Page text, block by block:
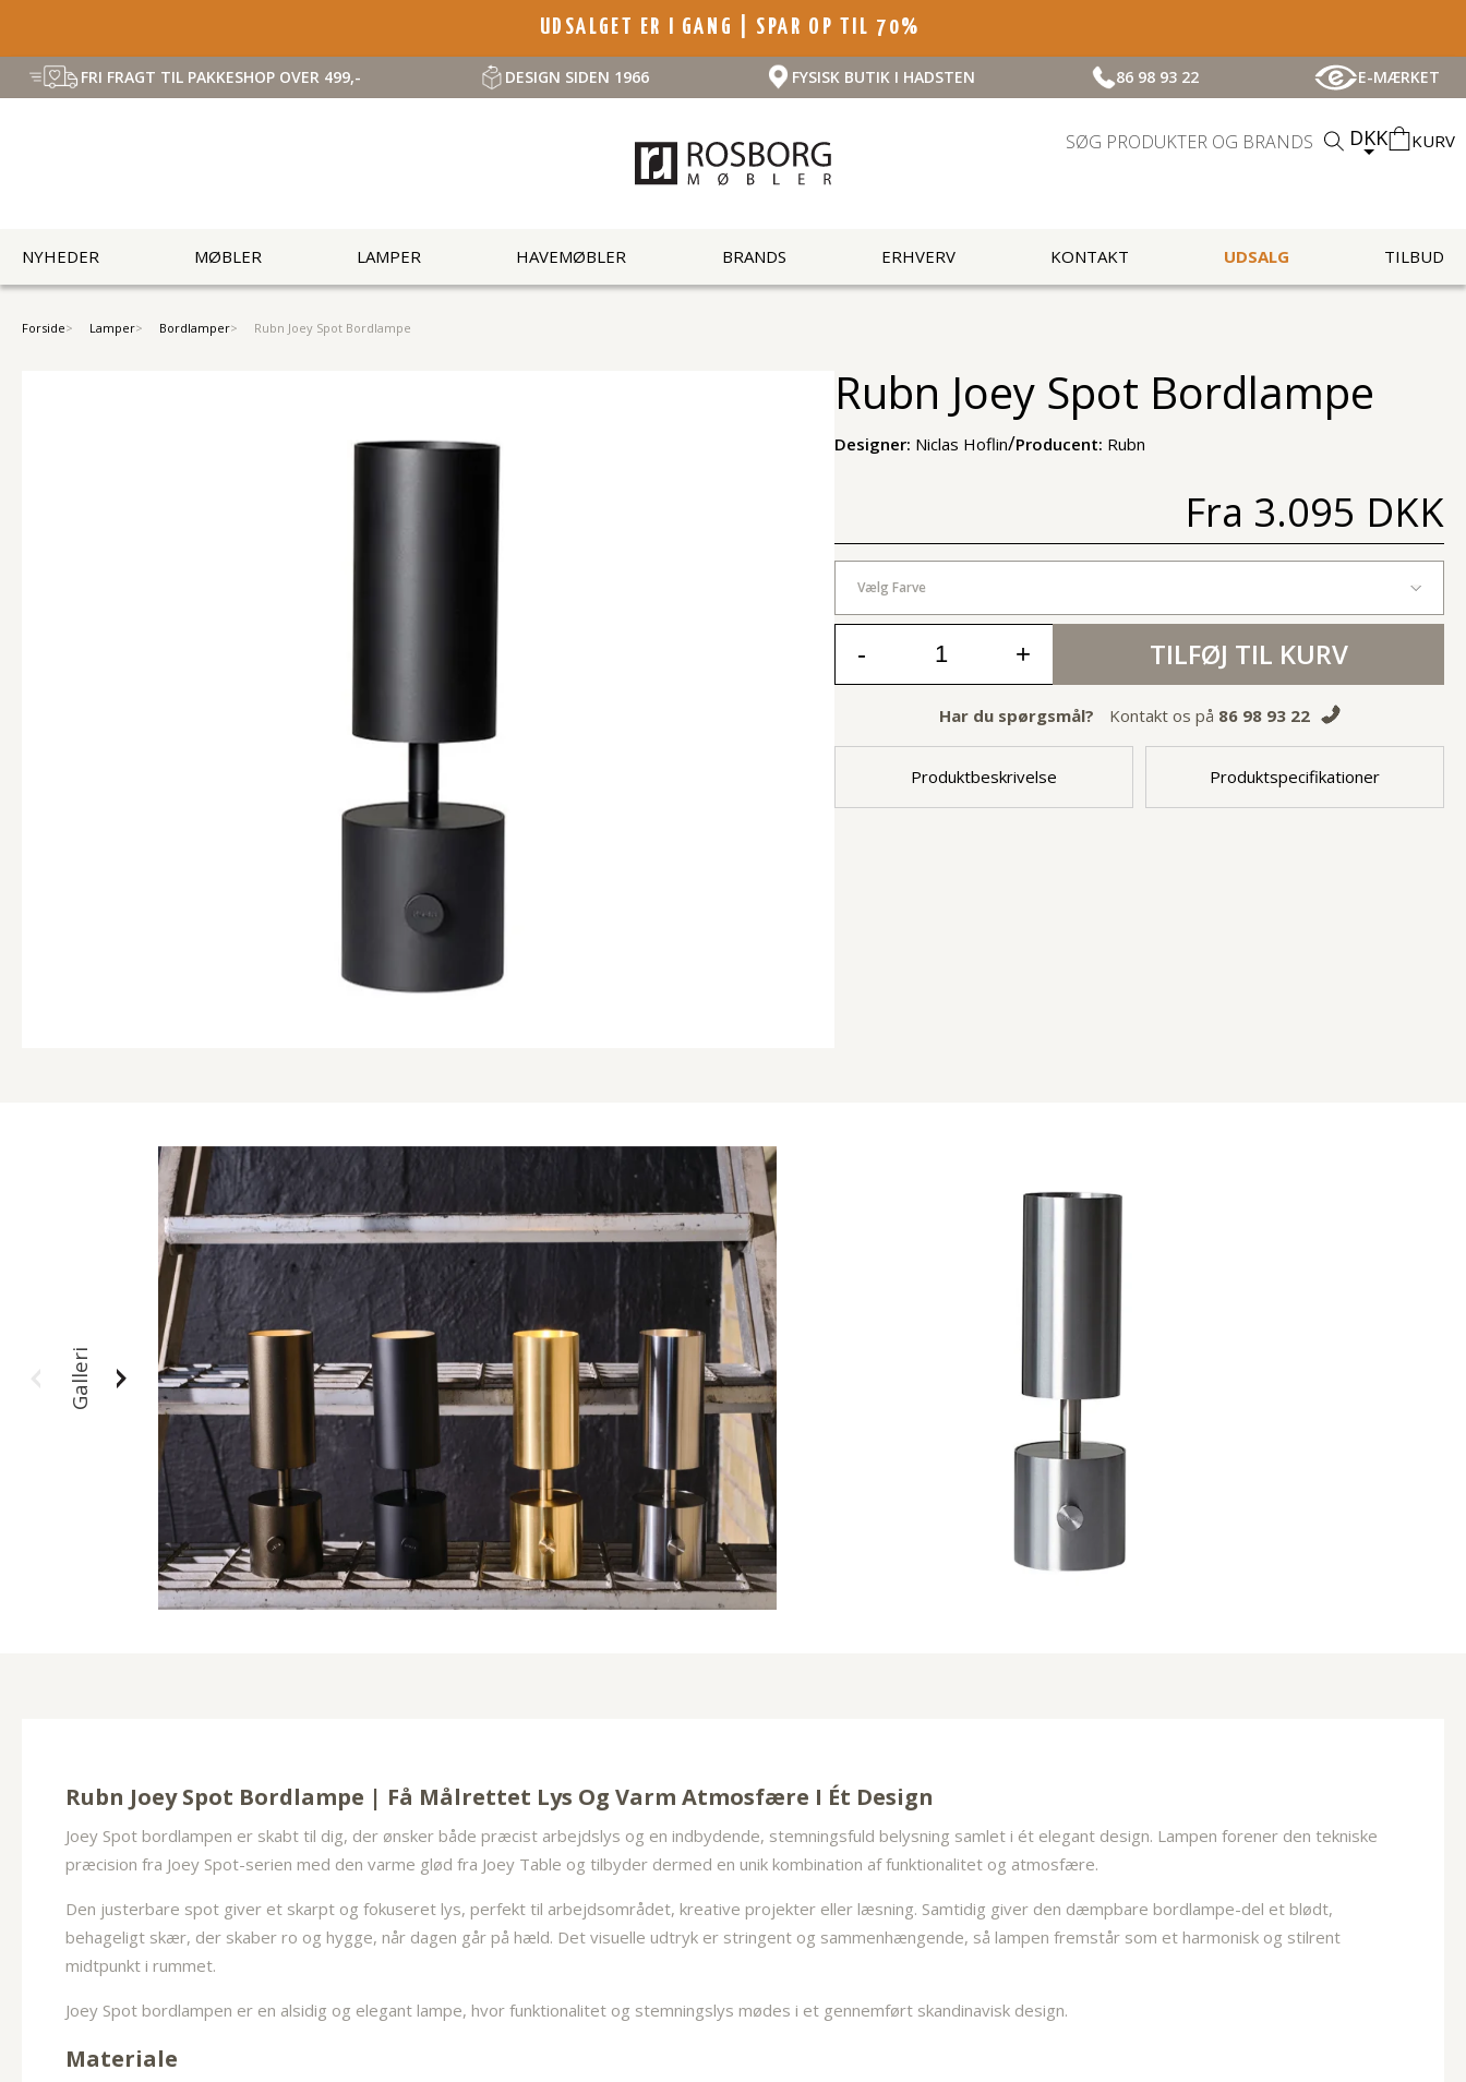
UDSALGET ER I GANG | SPAR OP TIL 70%
FRI FRAGT TIL PAKKESHOP OVER 499,- DESIGN SIDEN 1966 FYSISK BUTIK I HADSTEN 86 98 93 22 E-MÆRKET
DKK KURV
NYHEDER MØBLER LAMPER HAVEMØBLER BRANDS ERHVERV KONTAKT UDSALG TILBUD
Forside Lamper Bordlamper Rubn Joey Spot Bordlampe
Rubn Joey Spot Bordlampe
Designer: Niclas Hoflin/Producent: Rubn
Fra 3.095 DKK
Vælg Farve
- + TILFØJ TIL KURV
Har du spørgsmål? Kontakt os på 86 98 93 22
Produktbeskrivelse Produktspecifikationer
Galleri
Rubn Joey Spot Bordlampe | Få Målrettet Lys Og Varm Atmosfære I Ét Design
Joey Spot bordlampen er skabt til dig, der ønsker både præcist arbejdslys og en indbydende, stemningsfuld belysning samlet i ét elegant design. Lampen forener den tekniske
præcision fra Joey Spot-serien med den varme glød fra Joey Table og tilbyder dermed en unik kombination af funktionalitet og atmosfære.
Den justerbare spot giver et skarpt og fokuseret lys, perfekt til arbejdsområdet, kreative projekter eller læsning. Samtidig giver den dæmpbare bordlampe-del et blødt,
behageligt skær, der skaber ro og hygge, når dagen går på hæld. Det visuelle udtryk er stringent og sammenhængende, så lampen fremstår som et harmonisk og stilrent
midtpunkt i rummet.
Joey Spot bordlampen er en alsidig og elegant lampe, hvor funktionalitet og stemningslys mødes i et gennemført skandinavisk design.
Materiale